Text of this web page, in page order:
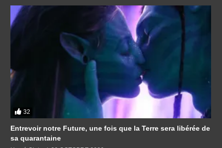
32
Entrevoir notre Future, une fois que la Terre sera libérée de
sa quarantaine